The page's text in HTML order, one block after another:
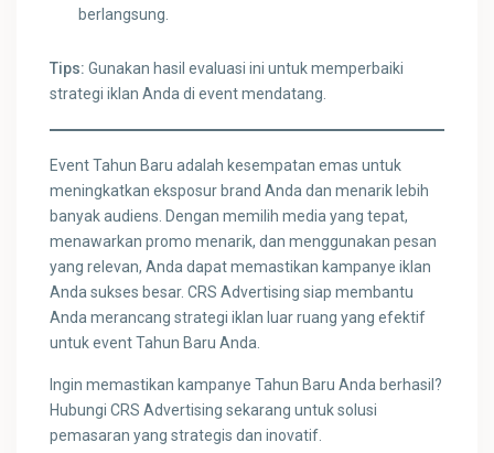
berlangsung.
Tips: Gunakan hasil evaluasi ini untuk memperbaiki
strategi iklan Anda di event mendatang.
Event Tahun Baru adalah kesempatan emas untuk
meningkatkan eksposur brand Anda dan menarik lebih
banyak audiens. Dengan memilih media yang tepat,
menawarkan promo menarik, dan menggunakan pesan
yang relevan, Anda dapat memastikan kampanye iklan
Anda sukses besar. CRS Advertising siap membantu
Anda merancang strategi iklan luar ruang yang efektif
untuk event Tahun Baru Anda.
Ingin memastikan kampanye Tahun Baru Anda berhasil?
Hubungi CRS Advertising sekarang untuk solusi
pemasaran yang strategis dan inovatif.